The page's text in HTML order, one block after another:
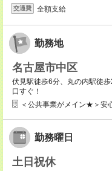
交通費 全額支給
勤務地
名古屋市中区
伏見駅徒歩6分、丸の内駅徒
口すぐ！
＜公共事業がメイン★＞安
勤務曜日
土日祝休